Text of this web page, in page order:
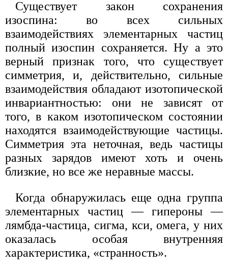
Существует закон сохранения
изоспина: во всех сильных
взаимодействиях элементарных частиц
полный изоспин сохраняется. Ну а это
верный признак того, что существует
симметрия, и, действительно, сильные
взаимодействия обладают изотопической
инвариантностью: они не зависят от
того, в каком изотопическом состоянии
находятся взаимодействующие частицы.
Симметрия эта неточная, ведь частицы
разных зарядов имеют хоть и очень
близкие, но все же неравные массы.
Когда обнаружилась еще одна группа
элементарных частиц — гипероны —
лямбда-частица, сигма, кси, омега, у них
оказалась особая внутренняя
характеристика, «странность».